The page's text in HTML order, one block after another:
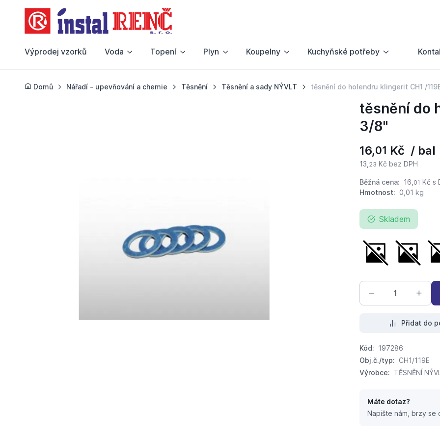
Výprodej vzorků Voda Topení Plyn Koupelny Kuchyňské potřeby
Domů Nářadí - upevňování a chemie Těsnění Těsnění a sady NÝVLT těsnění do holendru klingerit CH1 /
těsnění do
3/8"
16,01 Kč / bal
13, 23 Kč bez DPH
Běžná cena: 16, 01 Kč s
Hmotnost: 0,01 kg
Skladem
těsnění dotěsnění
Přidat do
Kód: 197286
Obj.č./typ: CH1/119E
Výrobce: TĚSNĚNÍ
Máte dotaz?
Napište nám, brzy se